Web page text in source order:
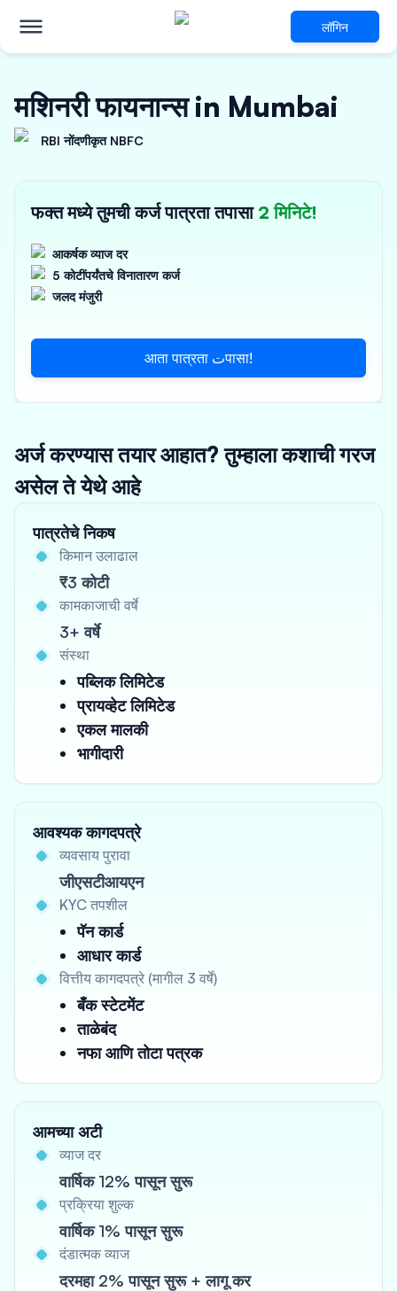
लॉगिन
मशिनरी फायनान्स in Mumbai
RBI नोंदणीकृत NBFC
फक्त मध्ये तुमची कर्ज पात्रता तपासा 2 मिनिटे!
आकर्षक व्याज दर
5 कोटींपर्यंतचे विनातारण कर्ज
जलद मंजुरी
आता पात्रता تपासा!
अर्ज करण्यास तयार आहात? तुम्हाला कशाची गरज
असेल ते येथे आहे
पात्रतेचे निकष
किमान उलाढाल
₹3 कोटी
कामकाजाची वर्षे
3+ वर्षे
संस्था
पब्लिक लिमिटेड
प्रायव्हेट लिमिटेड
एकल मालकी
भागीदारी
आवश्यक कागदपत्रे
व्यवसाय पुरावा
जीएसटीआयएन
KYC तपशील
पॅन कार्ड
आधार कार्ड
वित्तीय कागदपत्रे (मागील 3 वर्षे)
बँक स्टेटमेंट
ताळेबंद
नफा आणि तोटा पत्रक
आमच्या अटी
व्याज दर
वार्षिक 12% पासून सुरू
प्रक्रिया शुल्क
वार्षिक 1% पासून सुरू
दंडात्मक व्याज
दरमहा 2% पासून सुरू + लागू कर